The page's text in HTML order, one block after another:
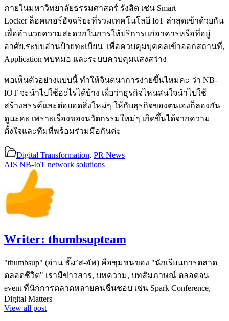
ภายในมหาวิทยาลัยธรรมศาสตร์ รังสิต เช่น Smart
Locker ล็อคเกอร์อัจฉริยะที่รวมเทคโนโลยี IoT ล่าสุดเข้าด้วยกัน
เพื่ออำนวยความสะดวกในการให้บริการแก่อาคารหรือที่อยู่
อาศัย,ระบบอ่านป้ายทะเบียน เพื่อควบคุมบุคคลเข้าออกสถานที่,
Application พบหมอ และระบบควบคุมแสงสว่าง
พอเห็นตัวอย่างแบบนี้ ทำให้จินตนาการง่ายขึ้นไหมคะ ว่า NB-
IOT จะนำไปใช้อะไรได้บ้าง เผื่อว่าธุรกิจไหนสนใจนำไปใช้
สร้างสรรค์และต่อยอดสิ่งใหม่ๆ ให้กับธุรกิจของตนเองก็ลองกัน
ดูนะคะ เพราะเรื่องของนวัตกรรมใหม่ๆ เกิดขึ้นได้จากความ
ตั้งใจและทีมที่พร้อมร่วมมือกันค่ะ
Digital Transformation, PR News
AIS NB-IoT network solutions
Writer: thumbsupteam
"thumbsup" (อ่าน ธั๊ม’ส-อัพ) คือชุมชนของ "นักเรียนการตลาด
ตลอดชีวิต" เรามีข่าวสาร, บทความ, บทสัมภาษณ์ ตลอดจน
event ที่นักการตลาดหลายคนชื่นชอบ เช่น Spark Conference,
Digital Matters
View all post